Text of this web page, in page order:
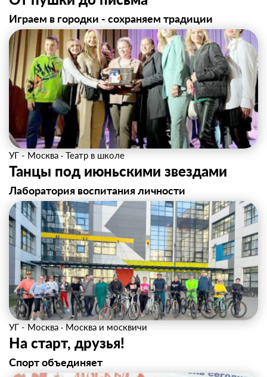
Играем в городки - сохраняем традиции
УГ - Москва · Театр в школе
Танцы под июньскими звездами
Лаборатория воспитания личности
УГ - Москва · Москва и москвичи
На старт, друзья!
Спорт объединяет